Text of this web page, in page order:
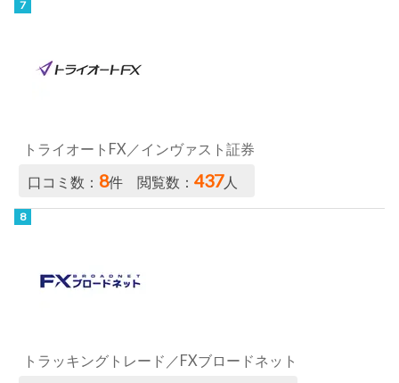
トライオートFX／インヴァスト証券
口コミ数： 8件 閲覧数：437人
トラッキングトレード／FXブロードネット